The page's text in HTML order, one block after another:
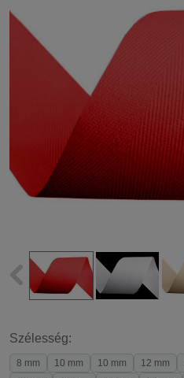
Szélesség:
8 mm 10 mm 10 mm 12 mm